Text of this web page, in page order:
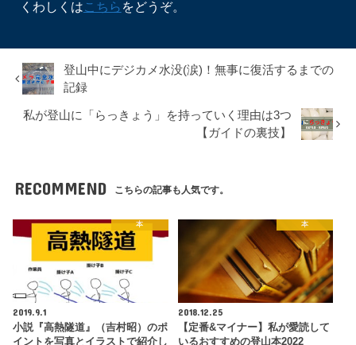
くわしくは こちら をどうぞ。
登山中にデジカメ水没(涙)！無事に復活するまでの
記録
私が登山に「らっきょう」を持っていく理由は3つ
【ガイドの裏技】
RECOMMEND こちらの記事も人気です。
本
2019.9.1
小説『高熱隧道』（吉村昭）のポ
イントを写真とイラストで紹介し
本
2018.12.25
【定番&マイナー】私が愛読して
いるおすすめの登山本2022